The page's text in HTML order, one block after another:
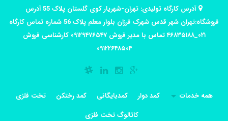
آدرس کارگاه تولیدی: تهران-شهریار کوی گلستان پلاک 55 آدرس
فروشگاه:تهران شهر قدس شهرک فرزان بلوار معلم پلاک 56 شماره تماس کارگاه
۰۲۱_۴۶۸۳۵۱۸۸ تماس با مدیر فروش ۰۹۱۲۹۴۷۶۵۴۷ کارشناسی فروش
۰۹۱۲۲۶۴۸۵۰۴
همه خدمات کمد دوار کمدبایگانی کمد رختکن
تخت فلزی
کاتالوگ تخت فلزی